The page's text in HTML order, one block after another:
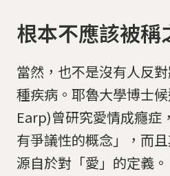
根本不應該被稱
當然，也不是沒有人反
種疾病。耶魯大學博士
Earp)曾研究愛情成癮症
有爭議性的概念」，而
源自於對「愛」的定義。